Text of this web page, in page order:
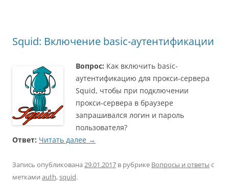
Squid: Включение basic-аутентификации
Вопрос: Как включить basic-
аутентификацию для прокси-сервера
Squid, чтобы при подключении
прокси-сервера в браузере
запрашивался логин и пароль
пользователя?
Ответ: Читать далее →
Запись опубликована 29.01.2017 в рубрике Вопросы и ответы с
метками auth,squid.